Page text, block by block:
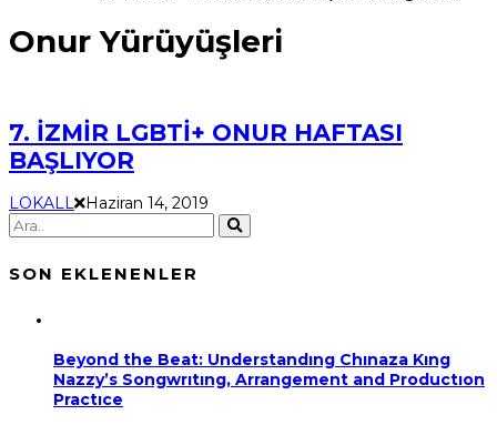
Onur Yürüyüşleri
7. İZMİR LGBTİ+ ONUR HAFTASI
BAŞLIYOR
LOKALL Haziran 14, 2019
SON EKLENENLER
Beyond the Beat: Understandıng Chınaza Kıng
Nazzy’s Songwrıtıng, Arrangement and Productıon
Practıce